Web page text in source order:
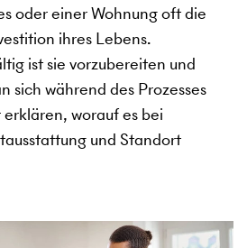
oder einer Wohnung oft die
ihres Lebens.
ist sie vorzubereiten und
sich während des Prozesses
worauf es bei
und Standort